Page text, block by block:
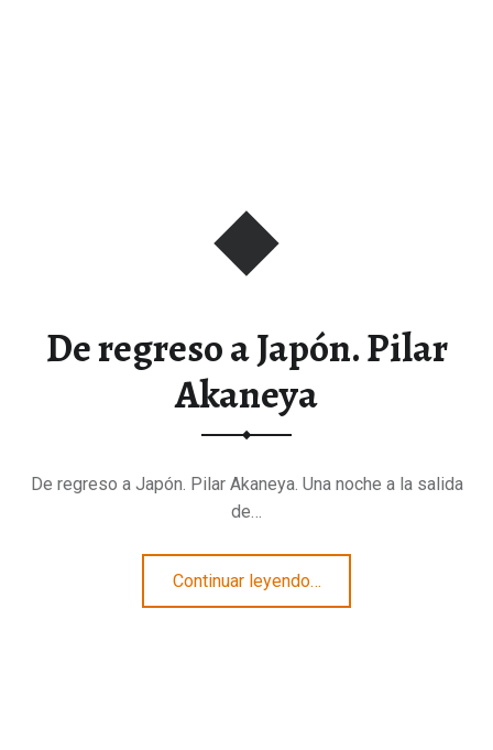
De regreso a Japón. Pilar
Akaneya
De regreso a Japón. Pilar Akaneya. Una noche a la salida
de…
Continuar leyendo…